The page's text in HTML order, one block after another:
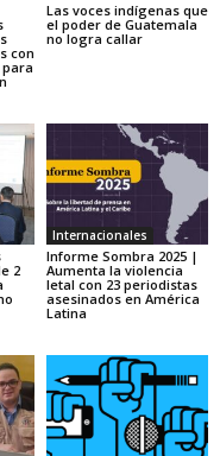
con
Las voces indígenas que
el poder de Guatemala
no logra callar
2
Internacionales
Informe Sombra 2025 |
Aumenta la violencia
letal con 23 periodistas
asesinados en América
Latina